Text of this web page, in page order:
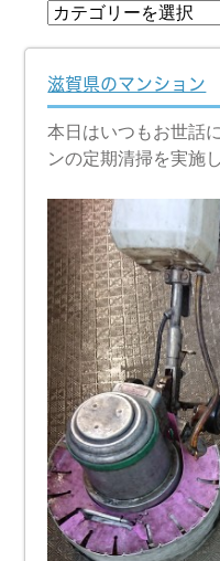
滋賀県のマンション
本日はいつもお世話
ンの定期清掃を実施